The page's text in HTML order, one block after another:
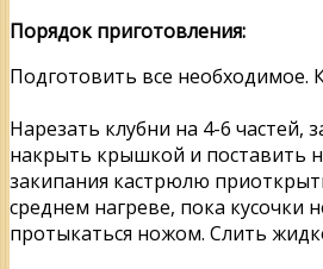
Порядок приготовления:
Подготовить все необходимое.
Нарезать клубни на 4-6 частей,
накрыть крышкой и поставить
закипания кастрюлю
среднем нагреве, пока кусочки
протыкаться ножом. Слить